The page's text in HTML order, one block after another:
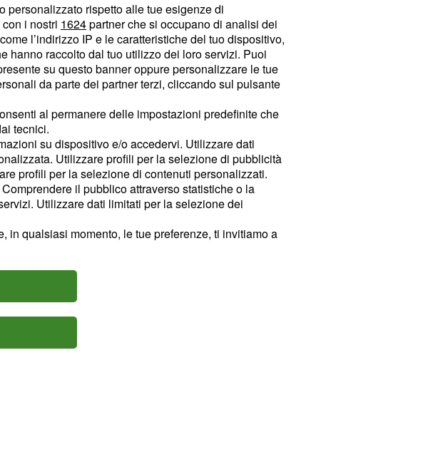
personalizzato rispetto alle tue esigenze di
i nostri 1624partner che si occupano di analisi dei
l’indirizzo IP e le caratteristiche del tuo dispositivo,
hanno raccolto dal tuo utilizzo dei loro servizi. Puoi
su questo banner oppure personalizzare le tue
da parte dei partner terzi, cliccando sul pulsante
al permanere delle impostazioni predefinite che
tecnici.
su dispositivo e/o accedervi. Utilizzare dati
Utilizzare profili per la selezione di pubblicità
profili per la selezione di contenuti personalizzati.
il pubblico attraverso statistiche o la
Utilizzare dati limitati per la selezione dei
in qualsiasi momento, le tue preferenze, ti invitiamo a